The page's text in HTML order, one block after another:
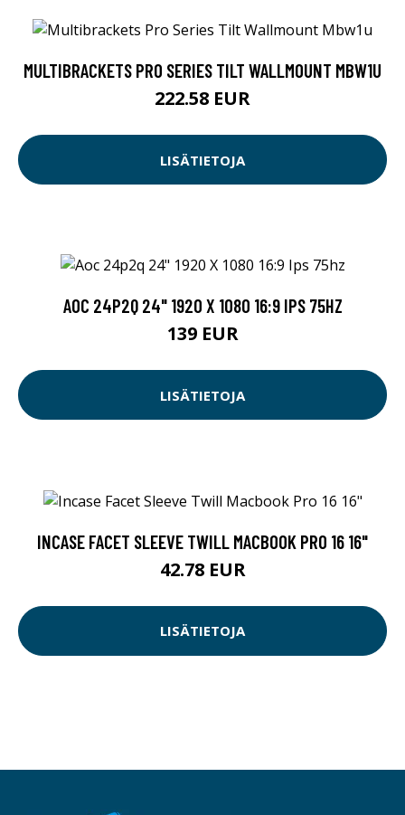
MULTIBRACKETS PRO SERIES TILT WALLMOUNT MBW1U
222.58 EUR
LISÄTIETOJA
AOC 24P2Q 24" 1920 X 1080 16:9 IPS 75HZ
139 EUR
LISÄTIETOJA
INCASE FACET SLEEVE TWILL MACBOOK PRO 16 16"
42.78 EUR
LISÄTIETOJA